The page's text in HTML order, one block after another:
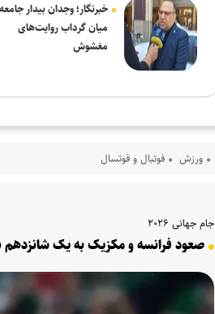
خبرنگار؛ وجدان بیدار
میان گرداب روایت‌های
مغشوش
ورزش فوتبال و فوتسال
جام جهانی ۲۰۲۶
صعود فرانسه و مکزیک به یک شانزدهم